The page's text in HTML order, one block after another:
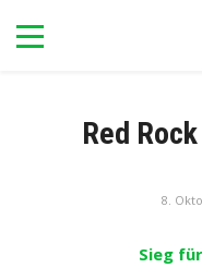
Red
8.
Sieg